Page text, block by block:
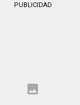
PUBLICIDAD